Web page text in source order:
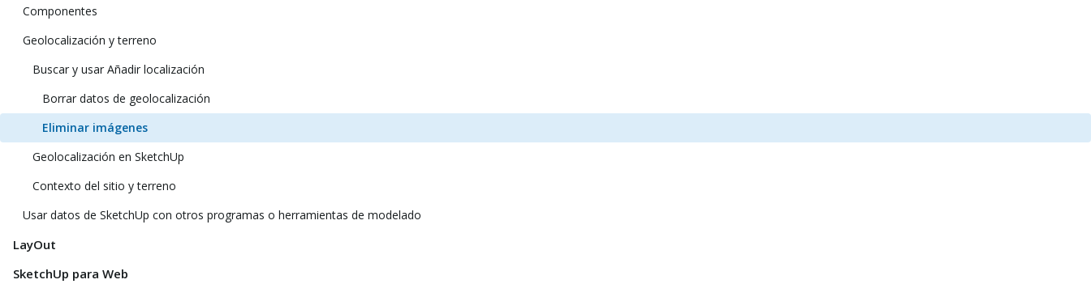
Componentes
Geolocalización y terreno
Buscar y usar Añadir localización
Borrar datos de geolocalización
Eliminar imágenes
Geolocalización en SketchUp
Contexto del sitio y terreno
Usar datos de SketchUp con otros programas o herramientas de modelado
LayOut
SketchUp para Web